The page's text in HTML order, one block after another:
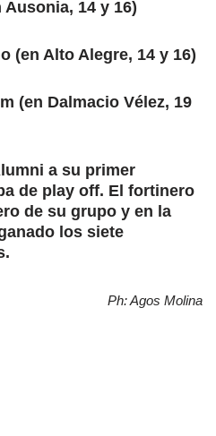
14 y 16)
(en Alto Alegre, 14 y 16)
(en Dalmacio Vélez, 19
a su primer
de play off. El fortinero
de su grupo y en la
los siete
Ph: Agos Molina